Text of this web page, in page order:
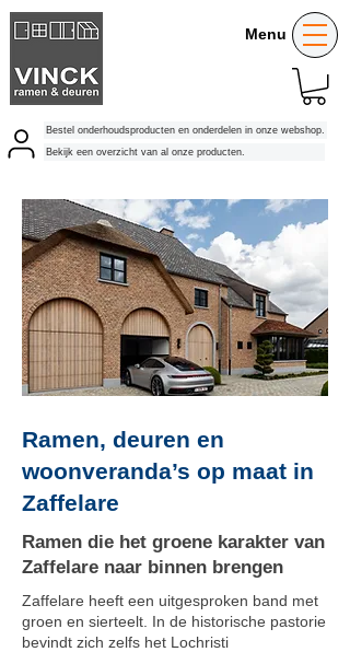
Bekijk een overzicht van al onze producten.
Bestel onderhoudsproducten en onderdelen in onze webshop.
Menu
Ramen, deuren en
woonveranda’s op maat in
Zaffelare
Ramen die het groene karakter van
Zaffelare naar binnen brengen
Zaffelare heeft een uitgesproken band met
groen en sierteelt. In de historische pastorie
bevindt zich zelfs het Lochristi